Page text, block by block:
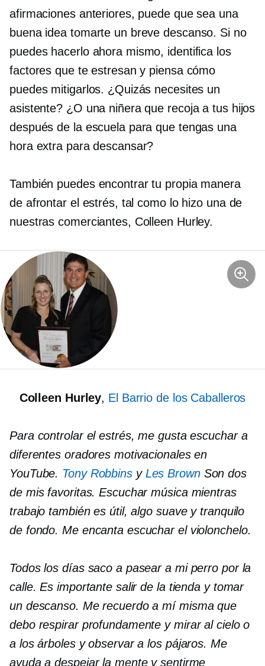
afirmaciones anteriores, puede que sea una
buena idea tomarte un breve descanso. Si no
puedes hacerlo ahora mismo, identifica los
factores que te estresan y piensa cómo
puedes mitigarlos. ¿Quizás necesites un
asistente? ¿O una niñera que recoja a tus hijos
después de la escuela para que tengas una
hora extra para descansar?
También puedes encontrar tu propia manera
de afrontar el estrés, tal como lo hizo una de
nuestras comerciantes, Colleen Hurley.
Colleen Hurley, El Barrio de los Caballeros
Para controlar el estrés, me gusta escuchar a
diferentes oradores motivacionales en
YouTube. Tony Robbinsy Les BrownSon dos
de mis favoritas. Escuchar música mientras
trabajo también es útil, algo suave y tranquilo
de fondo. Me encanta escuchar el violonchelo.
Todos los días saco a pasear a mi perro por la
calle. Es importante salir de la tienda y tomar
un descanso. Me recuerdo a mí misma que
debo respirar profundamente y mirar al cielo o
a los árboles y observar a los pájaros. Me
ayuda a despejar la mente y sentirme